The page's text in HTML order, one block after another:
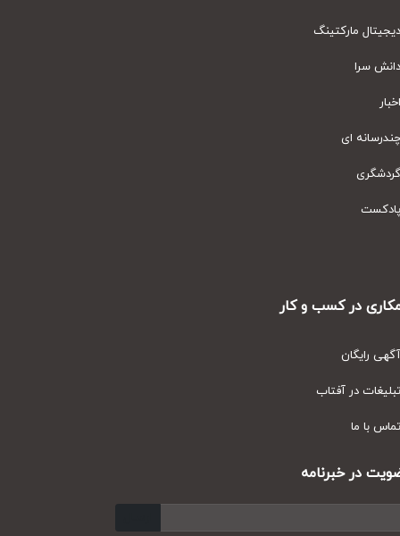
مارکتینگ
سرا
ای
در کسب و کار
رایگان
در آفتاب
با ما
در خبرنامه